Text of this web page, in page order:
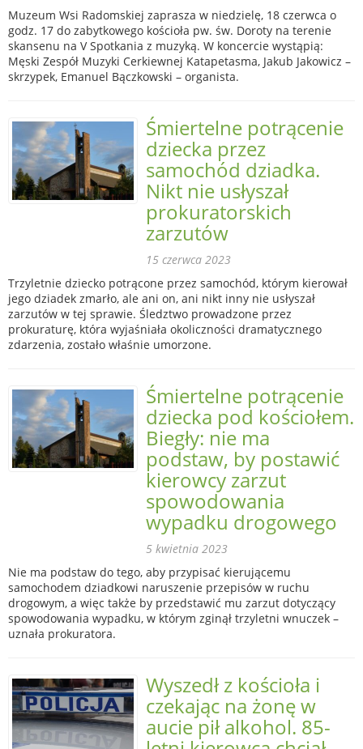
Muzeum Wsi Radomskiej zaprasza w niedzielę, 18 czerwca o
godz. 17 do zabytkowego kościoła pw. św. Doroty na terenie
skansenu na V Spotkania z muzyką. W koncercie wystąpią:
Męski Zespół Muzyki Cerkiewnej Katapetasma, Jakub Jakowicz –
skrzypek, Emanuel Bączkowski – organista.
Śmiertelne potrącenie
dziecka przez
samochód dziadka.
Nikt nie usłyszał
prokuratorskich
zarzutów
15 czerwca 2023
Trzyletnie dziecko potrącone przez samochód, którym kierował
jego dziadek zmarło, ale ani on, ani nikt inny nie usłyszał
zarzutów w tej sprawie. Śledztwo prowadzone przez
prokuraturę, która wyjaśniała okoliczności dramatycznego
zdarzenia, zostało właśnie umorzone.
Śmiertelne potrącenie
dziecka pod kościołem.
Biegły: nie ma
podstaw, by postawić
kierowcy zarzut
spowodowania
wypadku drogowego
5 kwietnia 2023
Nie ma podstaw do tego, aby przypisać kierującemu
samochodem dziadkowi naruszenie przepisów w ruchu
drogowym, a więc także by przedstawić mu zarzut dotyczący
spowodowania wypadku, w którym zginął trzyletni wnuczek –
uznała prokuratora.
Wyszedł z kościoła i
czekając na żonę w
aucie pił alkohol. 85-